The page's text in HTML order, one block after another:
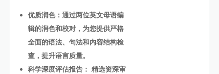
优质润色：通过两位英文母语编
辑的润色和校对，为您提供严格
全面的语法、句法和内容结构检
查，提升语言质量。
科学深度评估报告： 精选资深审